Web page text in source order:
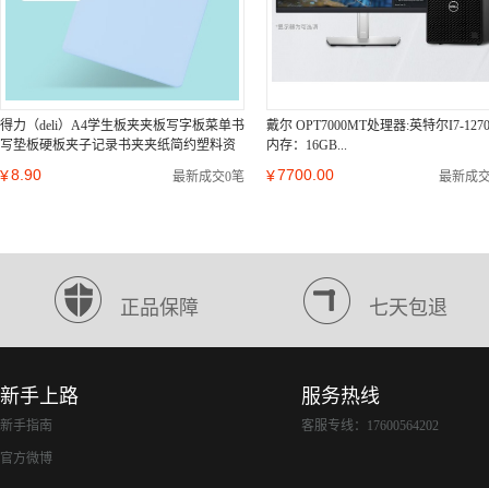
得力（deli）A4学生板夹夹板写字板菜单书
写垫板硬板夹子记录书夹夹纸简约塑料资
¥8.90 最新成交0笔
戴尔 OPT7000MT处理器:英特尔I7-
内存：16GB...
¥7700.00 最新成
正品保障 七天包退
新手上路
新手指南
官方微博
服务热线
客服专线：17600564202